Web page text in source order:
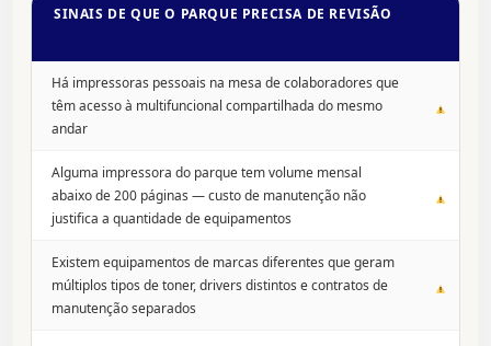
SINAIS DE QUE O PARQUE PRECISA DE REVISÃO
Há impressoras pessoais na mesa de colaboradores que
têm acesso à multifuncional compartilhada do mesmo
andar
Alguma impressora do parque tem volume mensal
abaixo de 200 páginas — custo de manutenção não
justifica a quantidade de equipamentos
Existem equipamentos de marcas diferentes que geram
múltiplos tipos de toner, drivers distintos e contratos de
manutenção separados